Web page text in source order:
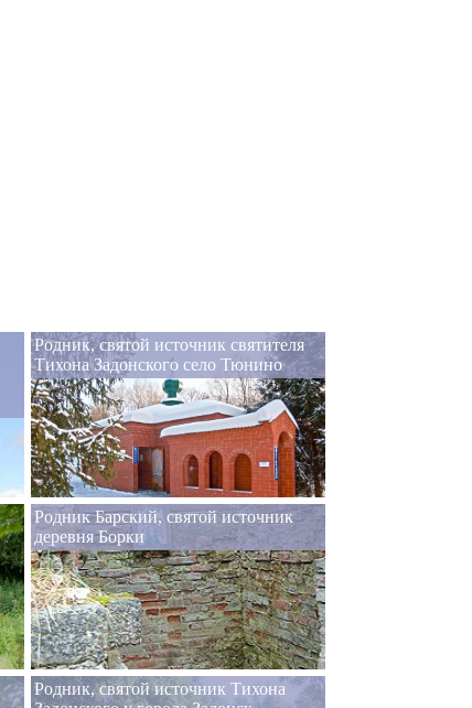
Родник, святой источник святителя
Тихона Задонского село Тюнино
Родник Барский, святой источник
деревня Борки
Родник, святой источник Тихона